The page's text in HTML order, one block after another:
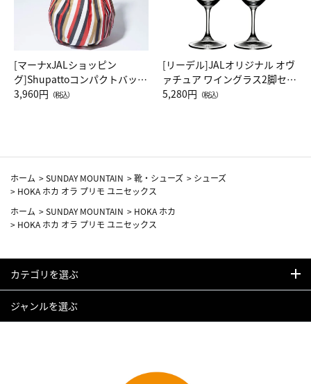
[マーナxJALショッピン
グ]Shupattoコンパクトバッグ
Drop JAL客室乗務員（LC）ス
3,960円 （税込）
[リーデル]JALオリジナル オヴ
ァチュア ワイングラス2脚セッ
ト（レッドワイン）
5,280円 （税込）
ホーム >SUNDAY MOUNTAIN >靴・シューズ > シューズ
> HOKA ホカ オラ プリモ ユニセックス
ホーム >SUNDAY MOUNTAIN > HOKA ホカ
> HOKA ホカ オラ プリモ ユニセックス
カテゴリを選ぶ
ジャンルを選ぶ